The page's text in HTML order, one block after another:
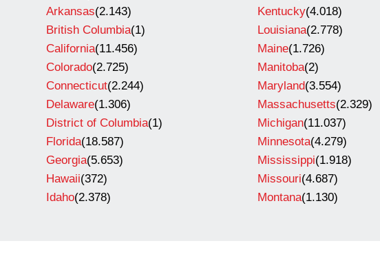
Arkansas(2.143)
British Columbia(1)
California(11.456)
Colorado(2.725)
Connecticut(2.244)
Delaware(1.306)
District of Columbia(1)
Florida(18.587)
Georgia(5.653)
Hawaii(372)
Idaho(2.378)
Kentucky(4.018)
Louisiana(2.778)
Maine(1.726)
Manitoba(2)
Maryland(3.554)
Massachusetts(2.329)
Michigan(11.037)
Minnesota(4.279)
Mississippi(1.918)
Missouri(4.687)
Montana(1.130)